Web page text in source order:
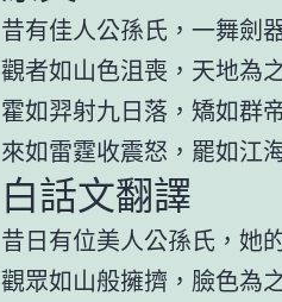
昔有佳人公孫氏，一舞劍
觀者如山色沮喪，天地為
霍如羿射九日落，矯如群
來如雷霆收震怒，罷如江
白話文翻譯
昔日有位美人公孫氏，她
觀眾如山般擁擠，臉色為